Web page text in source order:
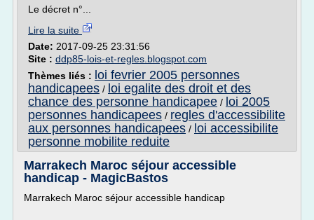
Le décret n°...
Lire la suite
Date: 2017-09-25 23:31:56
Site : ddp85-lois-et-regles.blogspot.com
Thèmes liés : loi fevrier 2005 personnes
handicapees / loi egalite des droit et des
chance des personne handicapee / loi 2005
personnes handicapees / regles d'accessibilite
aux personnes handicapees / loi accessibilite
personne mobilite reduite
Marrakech Maroc séjour accessible
handicap - MagicBastos
Marrakech Maroc séjour accessible handicap